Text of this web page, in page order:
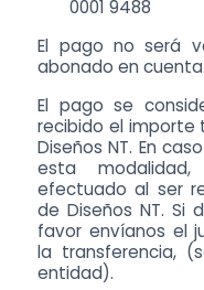
0001 9488
El pago no será
abonado en cuenta.
El pago se
recibido el importe
Diseños NT. En
esta
efectuado al ser
de Diseños NT. Si
favor envíanos el
la transferencia,
entidad).